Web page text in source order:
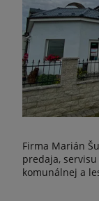
Firma Marián
predaja,
komunálnej a